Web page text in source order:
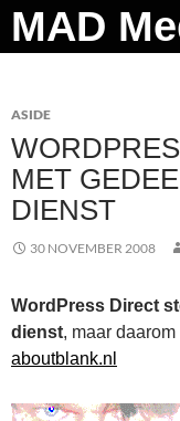
Ga
naar
Zoeken
ASIDE
MET
DIENST
30 NOVEMBER 2008
WordPress Direct
dienst, maar
aboutblank.nl